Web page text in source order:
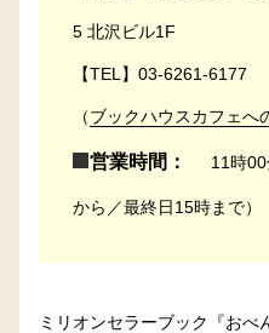
5 北沢ビル1F
【TEL】03-6261-6177
（ブックハウスカフェへ
営業時間： 11時
から／最終日15時まで）
ミリオンセラーブック『おべ